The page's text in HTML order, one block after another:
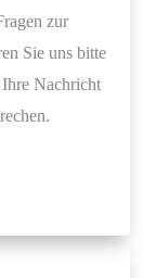
zur
Sie uns bitte
Nachricht